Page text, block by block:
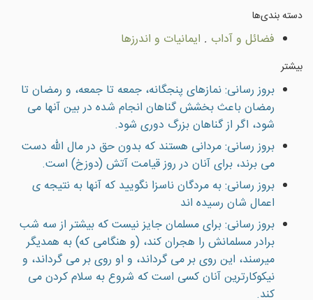
دسته بندى‌ها
فضائل و آداب . ایمانیات و اندرزها
بیشتر
بروز رسانی: نمازهاى پنجگانه، جمعه تا جمعه، و رمضان تا
رمضان باعث بخشش گناهان انجام شده در بين آنها مى
شود، اگر از گناهان بزرگ دورى شود.
بروز رسانی: مردانى هستند كه بدون حق در مال الله دست
مى برند، براى آنان در روز قيامت آتش (دوزخ) است.
بروز رسانی: به مردگان ناسزا نگوييد که آنها به نتيجه ی
اعمال شان رسيده اند
بروز رسانی: براى مسلمان جایز نيست كه بيشتر از سه شب
برادر مسلمانش را هجران كند، (و هنگامى كه) به همديگر
ميرسند، اين روى بر مى گرداند، و او روى بر مى گرداند، و
نيكوكارترين آنان كسى است كه شروع به سلام كردن مى
كند.